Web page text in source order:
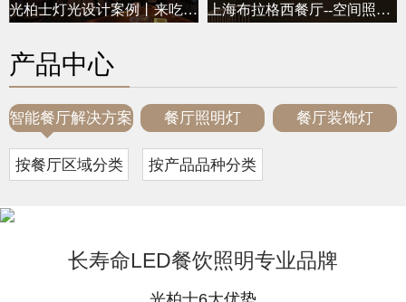
光柏士灯光设计案例丨来吃吧美式餐厅 上海布拉格西餐厅--空间照明设计
产品中心
智能餐厅解决方案 餐厅照明灯 餐厅装饰灯
按餐厅区域分类 按产品品种分类
长寿命LED餐饮照明专业品牌